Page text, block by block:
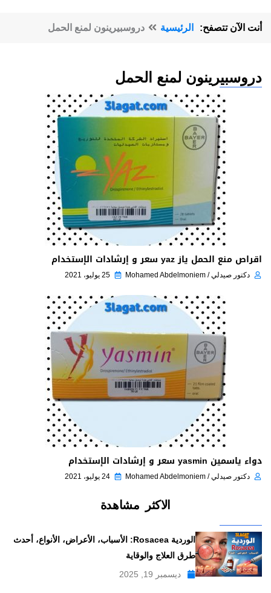
أنت الآن تتصفح: الرئيسية دروسبيرينون لمنع الحمل
دروسبيرينون لمنع الحمل
اقراص منع الحمل ياز yaz سعر و إرشادات الإستخدام
دكتور صيدلي / Mohamed Abdelmoniem 25 يوليو، 2021
دواء ياسمين yasmin سعر و إرشادات الإستخدام
دكتور صيدلي / Mohamed Abdelmoniem 24 يوليو، 2021
الاكثر مشاهدة
الوردية Rosacea: الأسباب، الأعراض، الأنواع، أحدث
طرق العلاج والوقاية
ديسمبر 19, 2025